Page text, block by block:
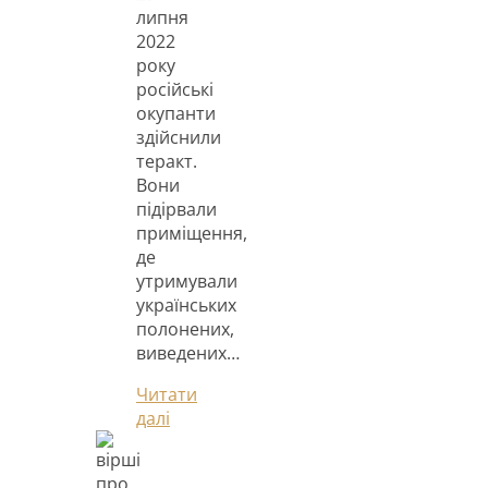
липня
2022
року
російські
окупанти
здійснили
теракт.
Вони
підірвали
приміщення,
де
утримували
українських
полонених,
виведених…
Читати
далі